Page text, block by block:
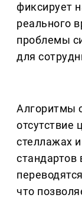
фиксирует
реального
проблемы
для
Алгоритмы
отсутствие
стеллажах
что